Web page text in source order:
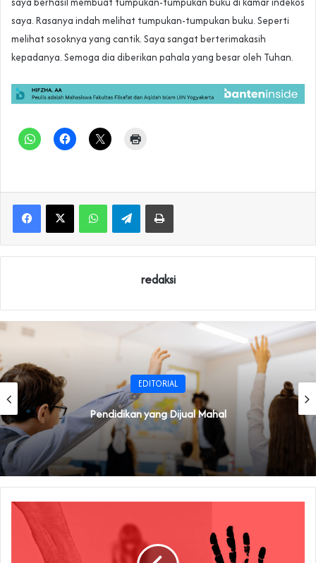
saya. Rasanya indah melihat tumpukan-tumpukan buku. Seperti
melihat sosoknya yang cantik. Saya sangat berterimakasih
kepadanya. Semoga dia diberikan pahala yang besar oleh Tuhan.
WhatsAppTelegramPrint
redaksi
EDITORIAL
Pendidikan yang Dijual Mahal